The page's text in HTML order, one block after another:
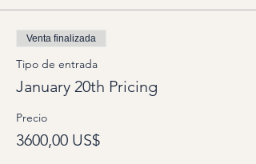
Venta finalizada
Tipo de entrada
January 20th Pricing
Precio
3600,00 US$